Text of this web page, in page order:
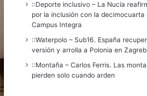
::Deporte inclusivo – La Nucía
por la inclusión con la decimocuarta
Campus Integra
::Waterpolo – Sub16. España
versión y arrolla a Polonia en Zagreb
::Montaña – Carlos Ferris. Las
pierden solo cuando arden